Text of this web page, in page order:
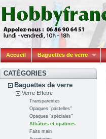
Accueil Baguettes de verre
CATÉGORIES
Baguettes de verre
Verre Effetre
Transparentes
Opaques "pastelles"
Opaques "spéciales"
Albâtres et opalines
Faits main